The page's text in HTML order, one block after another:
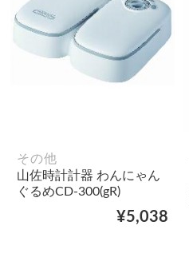
その他
山佐時計計器 わんにゃん
ぐるめCD-300(gR)
¥5,038